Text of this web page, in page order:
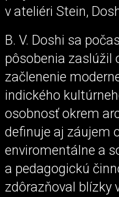
v ateliéri Stein,
B. V. Doshi sa
pôsobenia zaslúžil
začlenenie
indického
osobnosť okrem
definuje aj záujem
enviromentálne a
a pedagogickú
zdôrazňoval blízky